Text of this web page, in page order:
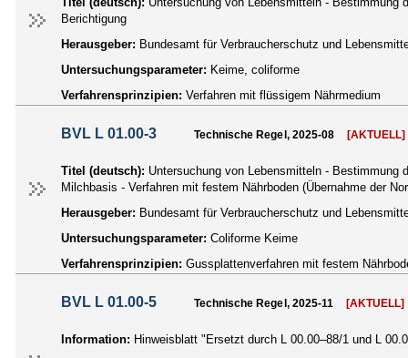
Berichtigung
Herausgeber: Bundesamt für Verbraucherschutz und
Untersuchungsparameter: Keime, coliforme
Verfahrensprinzipien: Verfahren mit flüssigem Nährmedium
BVL L 01.00-3 Technische Regel, 2025-08 [AKTUELL]
Titel (deutsch): Untersuchung von Lebensmitteln - Bestimmung
Milchbasis - Verfahren mit festem Nährboden (Übernahme der
Herausgeber: Bundesamt für Verbraucherschutz und
Untersuchungsparameter: Coliforme Keime
Verfahrensprinzipien: Gussplattenverfahren mit festem
BVL L 01.00-5 Technische Regel, 2025-11 [AKTUELL]
Information: Hinweisblatt "Ersetzt durch L 00.00–88/1 und L